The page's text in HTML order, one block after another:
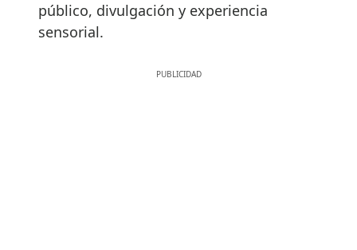
público, divulgación y experiencia
sensorial.